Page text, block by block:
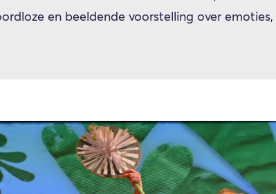
en beeldende voorstelling over emoties,